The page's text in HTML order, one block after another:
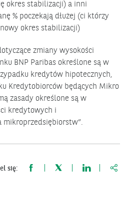
okres stabilizacji) a inni
% poczekają dłużej (ci którzy
okres stabilizacji)
zmiany wysokości
BNP Paribas określone są w
kredytów hipotecznych,
Kredytobiorców będących Mikro
zasady określone są w
kredytowych i
mikroprzedsiębiorstw”.
się: